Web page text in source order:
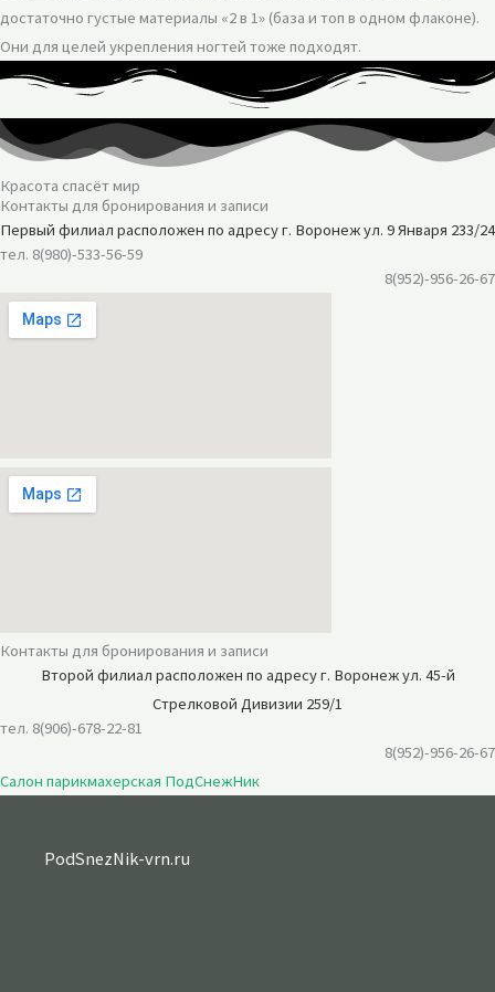
достаточно густые материалы «2 в 1» (база и топ в одном флаконе).
Они для целей укрепления ногтей тоже подходят.
Красота спасёт мир
Контакты для бронирования и записи
Первый филиал расположен по адресу г. Воронеж ул. 9 Января 233/24
тел. 8(980)-533-56-59
8(952)-956-26-67
Контакты для бронирования и записи
Второй филиал расположен по адресу г. Воронеж ул. 45-й
Стрелковой Дивизии 259/1
тел. 8(906)-678-22-81
8(952)-956-26-67
Салон парикмахерская ПодСнежНик
PodSnezNik-vrn.ru